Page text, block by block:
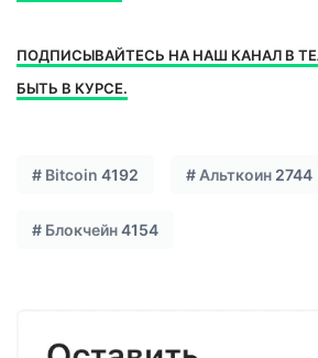
ПОДПИСЫВАЙТЕСЬ НА НАШ КАНАЛ В
БЫТЬ В КУРСЕ.
# Bitcoin 4192 # Альткоин 2744
# Блокчейн4154